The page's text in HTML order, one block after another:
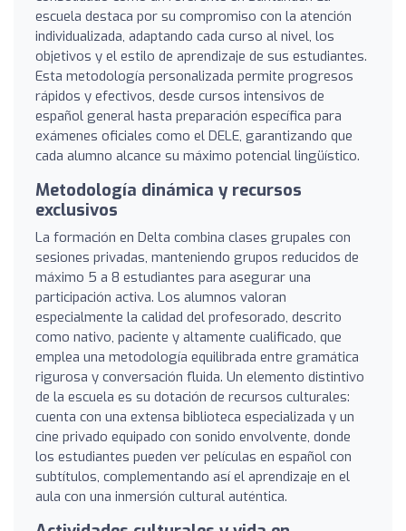
escuela destaca por su compromiso con la atención
individualizada, adaptando cada curso al nivel, los
objetivos y el estilo de aprendizaje de sus estudiantes.
Esta metodología personalizada permite progresos
rápidos y efectivos, desde cursos intensivos de
español general hasta preparación específica para
exámenes oficiales como el DELE, garantizando que
cada alumno alcance su máximo potencial lingüístico.
Metodología dinámica y recursos
exclusivos
La formación en Delta combina clases grupales con
sesiones privadas, manteniendo grupos reducidos de
máximo 5 a 8 estudiantes para asegurar una
participación activa. Los alumnos valoran
especialmente la calidad del profesorado, descrito
como nativo, paciente y altamente cualificado, que
emplea una metodología equilibrada entre gramática
rigurosa y conversación fluida. Un elemento distintivo
de la escuela es su dotación de recursos culturales:
cuenta con una extensa biblioteca especializada y un
cine privado equipado con sonido envolvente, donde
los estudiantes pueden ver películas en español con
subtítulos, complementando así el aprendizaje en el
aula con una inmersión cultural auténtica.